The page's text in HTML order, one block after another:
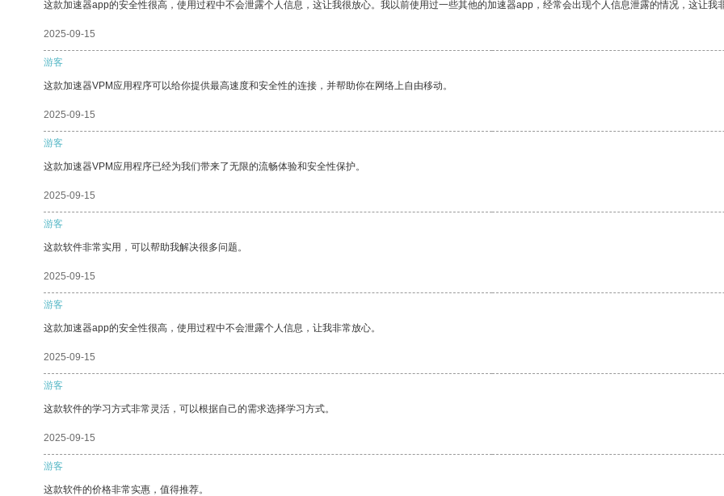
这款加速器app的安全性很高，使用过程中不会泄露个人信息，这让我很放心。我以前使用过一些其他的加速器app，经常会出现个人信息泄露的情况，这让我
2025-09-15
游客
这款加速器VPM应用程序可以给你提供最高速度和安全性的连接，并帮助你在网络上自由移动。
2025-09-15
游客
这款加速器VPM应用程序已经为我们带来了无限的流畅体验和安全性保护。
2025-09-15
游客
这款软件非常实用，可以帮助我解决很多问题。
2025-09-15
游客
这款加速器app的安全性很高，使用过程中不会泄露个人信息，让我非常放心。
2025-09-15
游客
这款软件的学习方式非常灵活，可以根据自己的需求选择学习方式。
2025-09-15
游客
这款软件的价格非常实惠，值得推荐。